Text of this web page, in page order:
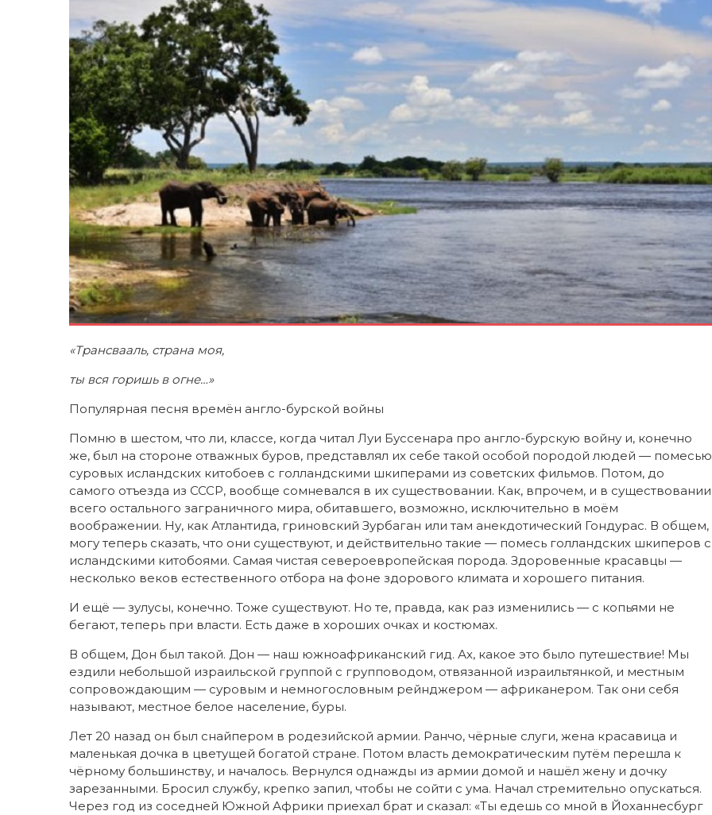
«Трансвааль, страна моя,
ты вся горишь в огне…»
Популярная песня времён англо-бурской войны
Помню в шестом, что ли, классе, когда читал Луи Буссенара про англо-бурскую войну и, конечно
же, был на стороне отважных буров, представлял их себе такой особой породой людей — помесью
суровых исландских китобоев с голландскими шкиперами из советских фильмов. Потом, до
самого отъезда из СССР, вообще сомневался в их существовании. Как, впрочем, и в существовании
всего остального заграничного мира, обитавшего, возможно, исключительно в моём
воображении. Ну, как Атлантида, гриновский Зурбаган или там анекдотический Гондурас. В общем,
могу теперь сказать, что они существуют, и действительно такие — помесь голландских шкиперов с
исландскими китобоями. Самая чистая североевропейская порода. Здоровенные красавцы —
несколько веков естественного отбора на фоне здорового климата и хорошего питания.
И ещё — зулусы, конечно. Тоже существуют. Но те, правда, как раз изменились — с копьями не
бегают, теперь при власти. Есть даже в хороших очках и костюмах.
В общем, Дон был такой. Дон — наш южноафриканский гид. Ах, какое это было путешествие! Мы
ездили небольшой израильской группой с групповодом, отвязанной израильтянкой, и местным
сопровождающим — суровым и немногословным рейнджером — африканером. Так они себя
называют, местное белое население, буры.
Лет 20 назад он был снайпером в родезийской армии. Ранчо, чёрные слуги, жена красавица и
маленькая дочка в цветущей богатой стране. Потом власть демократическим путём перешла к
чёрному большинству, и началось. Вернулся однажды из армии домой и нашёл жену и дочку
зарезанными. Бросил службу, крепко запил, чтобы не сойти с ума. Начал стремительно опускаться.
Через год из соседней Южной Африки приехал брат и сказал: «Ты едешь со мной в Йоханнесбург